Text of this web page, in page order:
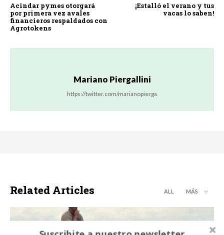
Acindar pymes otorgará
por primera vez avales
financieros respaldados con
Agrotokens
¡Estalló el verano y tus
vacas lo saben!
Mariano Piergallini
https://twitter.com/marianopierga
Related Articles ALL MÁS